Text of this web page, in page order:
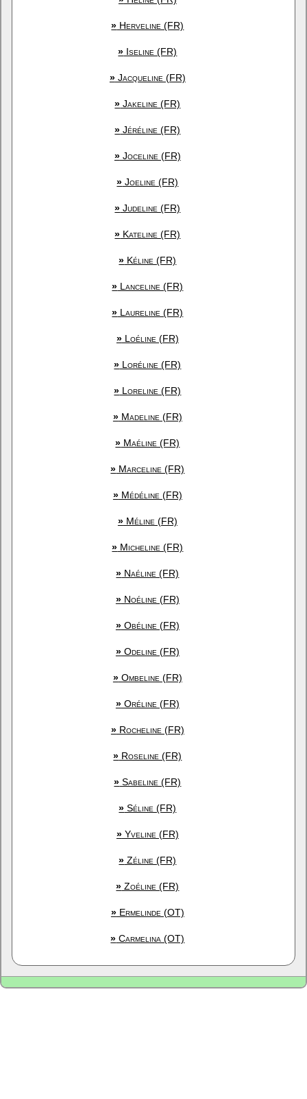
» Herveline (FR)
» Iseline (FR)
»Jacqueline (FR)
» Jakeline (FR)
» Jéréline (FR)
»Joceline (FR)
» Joeline (FR)
» Judeline (FR)
» Kateline (FR)
» Kéline (FR)
» Lanceline (FR)
» Laureline (FR)
»Loéline (FR)
» Loréline (FR)
» Loreline (FR)
»Madeline (FR)
» Maéline (FR)
» Marceline (FR)
»Médéline (FR)
»Méline (FR)
» Micheline (FR)
» Naéline (FR)
»Noéline (FR)
»Obéline (FR)
»Odeline (FR)
»Ombeline (FR)
»Oréline (FR)
»Rocheline (FR)
» Roseline (FR)
» Sabeline (FR)
» Séline (FR)
»Yveline (FR)
» Zéline (FR)
» Zoéline (FR)
»Ermelinde (OT)
» Carmelina (OT)